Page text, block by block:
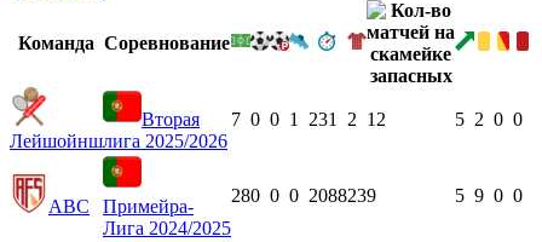
Команда Соревнование
Лейшойнш
Вторая
лига 2025/2026
7 0 0 1 231 2 12 5 2 0 0
АВС
Примейра-
Лига 2024/2025
280 0 0 2088239 5 9 0 0